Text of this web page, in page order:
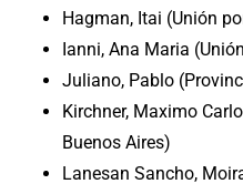
Hagman, Itai (Unión
Ianni, Ana Maria
Juliano, Pablo
Kirchner, Maximo
Buenos Aires)
Lanesan Sancho,